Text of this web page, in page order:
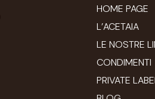
HOME PAGE
L’ACETAIA
LE NOSTRE
CONDIMENTI
PRIVATE